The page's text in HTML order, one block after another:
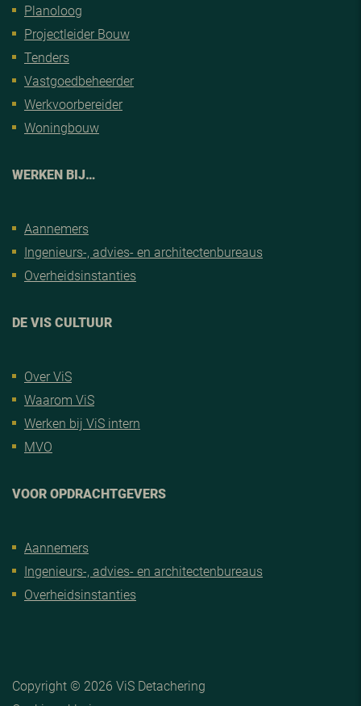
Planoloog
Projectleider Bouw
Tenders
Vastgoedbeheerder
Werkvoorbereider
Woningbouw
WERKEN BIJ…
Aannemers
Ingenieurs-, advies- en architectenbureaus
Overheidsinstanties
DE VIS CULTUUR
Over ViS
Waarom ViS
Werken bij ViS intern
MVO
VOOR OPDRACHTGEVERS
Aannemers
Ingenieurs-, advies- en architectenbureaus
Overheidsinstanties
Copyright © 2026 ViS Detachering